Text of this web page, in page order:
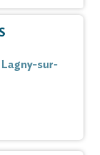
Lagny-sur-